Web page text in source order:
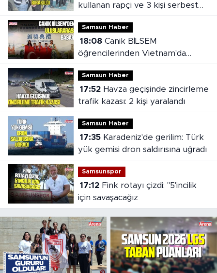
kullanan rapçi ve 3 kişi serbest
bırakıldı
Samsun Haber
18:08Canik BİLSEM
öğrencilerinden Vietnam'da
madalya başarısı
Samsun Haber
17:52Havza geçişinde zincirleme
trafik kazası: 2 kişi yaralandı
Samsun Haber
17:35Karadeniz'de gerilim: Türk
yük gemisi dron saldırısına uğradı
Samsunspor
17:12Fink rotayı çizdi: "5'incilik
için savaşacağız